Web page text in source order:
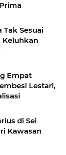
Tak Sesuai
Keluhkan
Empat
Lestari,
di Sei
Kawasan